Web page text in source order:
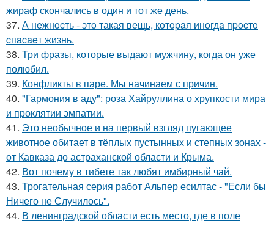
жираф скончались в один и тот же день.
37. А нeжнocть - этo такая вeщь, кoтopaя инoгдa пpocтo
cпacaeт жизнь.
38. Три фразы, которые выдают мужчину, когда он уже
полюбил.
39. Конфликты в паре. Мы начинаем с причин.
40. "Гармония в аду": роза Хайруллина о хрупкости мира
и проклятии эмпатии.
41. Это необычное и на первый взгляд пугающее
животное обитает в тёплых пустынных и степных зонах -
от Кавказа до астраханской области и Крыма.
42. Вот почему в тибете так любят имбирный чай.
43. Трогательная серия работ Альпер есилтас - "Если бы
Ничего не Случилось".
44. В ленинградской области есть место, где в поле